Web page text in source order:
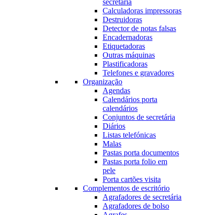
secretária
Calculadoras impressoras
Destruidoras
Detector de notas falsas
Encadernadoras
Etiquetadoras
Outras máquinas
Plastificadoras
Telefones e gravadores
Organização
Agendas
Calendários porta
calendários
Conjuntos de secretária
Diários
Listas telefónicas
Malas
Pastas porta documentos
Pastas porta folio em
pele
Porta cartões visita
Complementos de escritório
Agrafadores de secretária
Agrafadores de bolso